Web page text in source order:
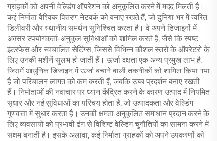
ग्राहकों को अपनी वेल्डिंग ऑपरेशन को अनुकूलित करने में मदद मिलती है।
कई निर्माता वैश्विक वितरण नेटवर्क को बनाए रखते हैं, जो दुनिया भर में त्वरित
डिलीवरी और स्थानीय समर्थन सुनिश्चित करता है। वे अपने डिजाइनों में
अक्सर उपयोगकर्ता-अनुकूल सुविधाओं को शामिल करते हैं, जैसे कि स्पष्ट
इंटरफेस और स्वचालित सेटिंग्स, जिससे विभिन्न कौशल स्तरों के ऑपरेटरों के
लिए उनकी मशीनें सुलभ हो जाती हैं। ऊर्जा दक्षता एक अन्य प्रमुख लाभ है,
जिसमें आधुनिक डिजाइन में ऊर्जा बचाने वाली तकनीकों को शामिल किया गया
है जो परिचालन लागत को कम करती हैं, जबकि उच्च प्रदर्शन बनाए रखती
हैं। निर्माताओं की नवाचार पर ध्यान केंद्रित करने के कारण उत्पाद में नियमित
सुधार और नई सुविधाओं का परिचय होता है, जो उत्पादकता और वेल्डिंग
गुणवत्ता में सुधार करता है। उनकी क्षमता अनुकूलित समाधान प्रदान करने के
लिए व्यवसायों को प्रभावी ढंग से विशिष्ट वेल्डिंग चुनौतियों का सामना करने में
सक्षम बनाती है। इसके अलावा, कई निर्माता ग्राहकों को अपने उपकरणों की